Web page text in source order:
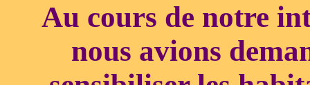
Au cours de notre
nous avions